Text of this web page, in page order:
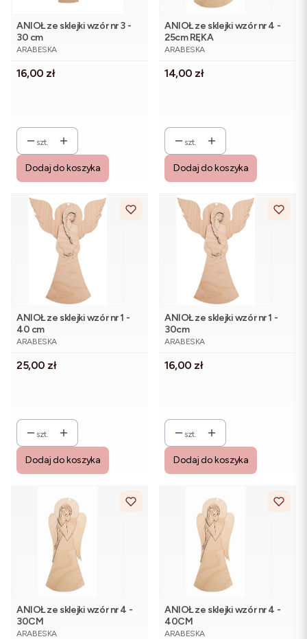
ANIOŁ ze sklejki wzór nr 3 -
30 cm
PRODUCENT
ARABESKA
Cena
16,00 zł
szt.
Dodaj do koszyka
ANIOŁ ze sklejki wzór nr 4 -
25cm RĘKA
PRODUCENT
ARABESKA
Cena
14,00 zł
szt.
Dodaj do koszyka
ANIOŁ ze sklejki wzór nr 1 -
40 cm
PRODUCENT
ARABESKA
Cena
25,00 zł
szt.
Dodaj do koszyka
ANIOŁ ze sklejki wzór nr 1 -
30cm
PRODUCENT
ARABESKA
Cena
16,00 zł
szt.
Dodaj do koszyka
ANIOŁ ze sklejki wzór nr 4 -
30CM
PRODUCENT
ARABESKA
ANIOŁ ze sklejki wzór nr 4 -
40CM
PRODUCENT
ARABESKA